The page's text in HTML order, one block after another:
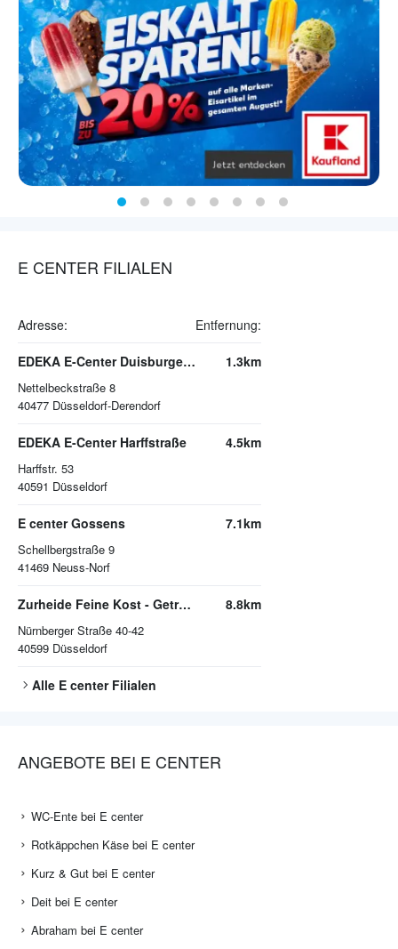
E CENTER FILIALEN
Adresse: Entfernung:
EDEKA E-Center Duisburger Straße
Nettelbeckstraße 8
40477 Düsseldorf-Derendorf
1.3km
EDEKA E-Center Harffstraße
Harffstr. 53
40591 Düsseldorf
4.5km
E center Gossens
Schellbergstraße 9
41469 Neuss-Norf
7.1km
Zurheide Feine Kost - Getränkemarkt
Nürnberger Straße 40-42
40599 Düsseldorf
8.8km
Alle E centerFilialen
ANGEBOTE BEI E CENTER
WC-Ente bei E center
Rotkäppchen Käse bei E center
Kurz & Gut bei E center
Deit bei E center
Abraham bei E center